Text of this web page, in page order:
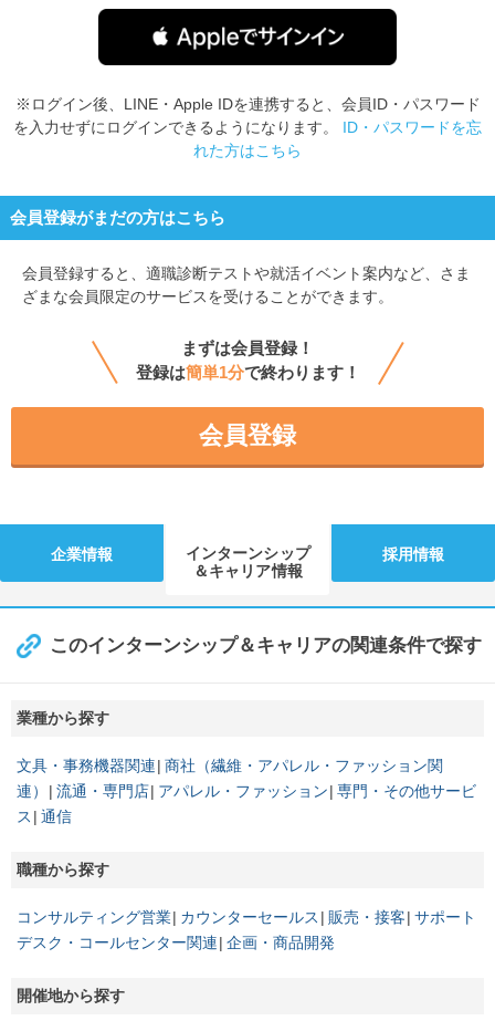
※ログイン後、LINE・Apple IDを連携すると、会員ID・パスワード
を入力せずにログインできるようになります。 ID・パスワードを忘
れた方はこちら
会員登録がまだの方はこちら
会員登録すると、 適職診断テストや就活イベント案内など、さま
ざまな会員限定のサービスを受けることができます。
まずは会員登録！
登録は簡単1分で終わります！
会員登録
企業情報
インターンシップ
＆キャリア情報
採用情報
このインターンシップ＆キャリアの関連条件で探す
業種から探す
文具・事務機器関連 商社（繊維・アパレル・ファッション関
連）
流通・専門店 アパレル・ファッション 専門・その他サービ
ス
通信
職種から探す
コンサルティング営業 カウンターセールス 販売・接客 サポート
デスク・コールセンター関連 企画・商品開発
開催地から探す